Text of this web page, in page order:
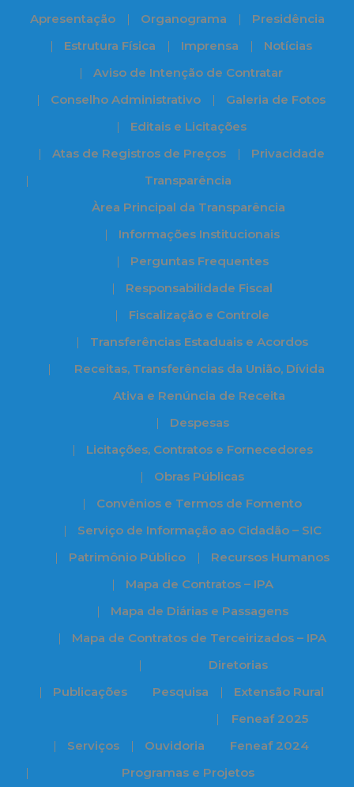
Apresentação
Organograma
Presidência
Estrutura Física
Imprensa
Notícias
Aviso de Intenção de Contratar
Conselho Administrativo
Galeria de Fotos
Editais e Licitações
Atas de Registros de Preços
Privacidade
Transparência
Àrea Principal da Transparência
Informações Institucionais
Perguntas Frequentes
Responsabilidade Fiscal
Fiscalização e Controle
Transferências Estaduais e Acordos
Receitas, Transferências da União, Dívida
Ativa e Renúncia de Receita
Despesas
Licitações, Contratos e Fornecedores
Obras Públicas
Convênios e Termos de Fomento
Serviço de Informação ao Cidadão – SIC
Patrimônio Público
Recursos Humanos
Mapa de Contratos – IPA
Mapa de Diárias e Passagens
Mapa de Contratos de Terceirizados – IPA
Publicações
Diretorias
Pesquisa
Extensão Rural
Serviços Ouvidoria
Feneaf 2025
Feneaf 2024
Programas e Projetos